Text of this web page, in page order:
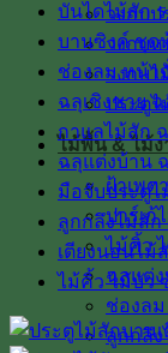
วงกบป
วงกบห
วงกบไ
ประตูไ
ไม้พื้น & ไม้
ฝ้าเพด
ปาร์เก้
ไม้คิ้ว
ฉลุแต่
ช่องล
ลูกกลึง
บันไดไม้สัก
บานซิงค์ ชุด
ช่องลม หน้า
ฉลุเชิงชาย
กาแลไม้สัก
ฉลุแต่งบ้าน
มือจับประตูไ
ลูกกลึงไม้สัก
เตียงนอนไม้
ไม้คิ้ว ไม้บัว